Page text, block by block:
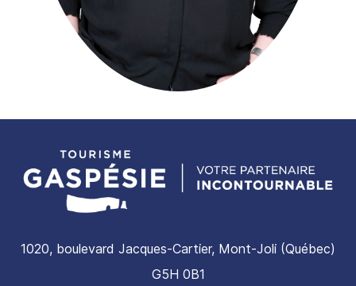
1020, boulevard Jacques-Cartier, Mont-Joli (Québec)
G5H 0B1